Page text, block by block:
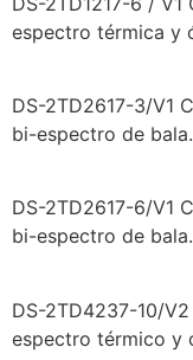
espectro térmica y
DS-2TD2617-3/V1
bi-espectro de bala.
DS-2TD2617-6/V1
bi-espectro de bala.
DS-2TD4237-10/
espectro térmico y